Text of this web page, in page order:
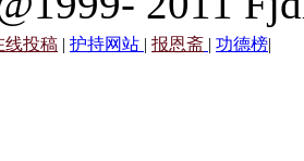
线投稿 | 护持网站 | 报恩斋 | 功德榜|